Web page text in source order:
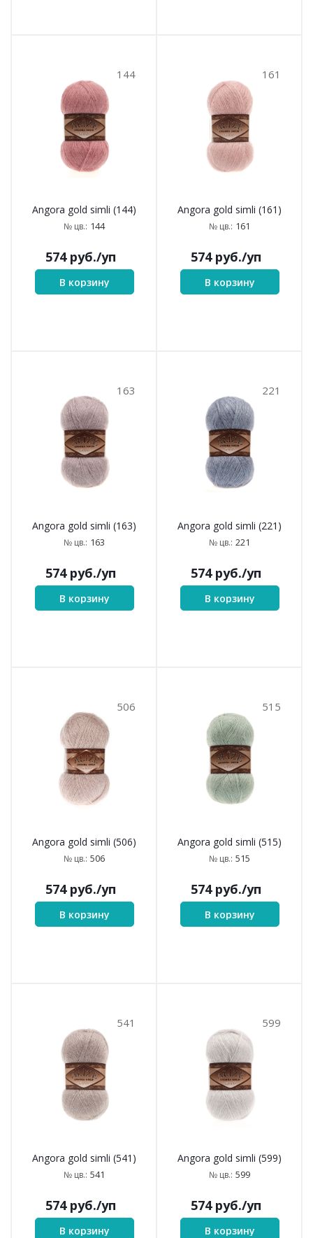
144
Angora gold simli (144)
№ цв.: 144
574руб./уп
В корзину
161
Angora gold simli (161)
№ цв.: 161
574руб./уп
В корзину
163
Angora gold simli (163)
№ цв.: 163
574руб./уп
В корзину
221
Angora gold simli (221)
№ цв.: 221
574руб./уп
В корзину
506
Angora gold simli (506)
№ цв.: 506
574руб./уп
В корзину
515
Angora gold simli (515)
№ цв.: 515
574руб./уп
В корзину
541
Angora gold simli (541)
№ цв.: 541
574руб./уп
В корзину
599
Angora gold simli (599)
№ цв.: 599
574руб./уп
В корзину